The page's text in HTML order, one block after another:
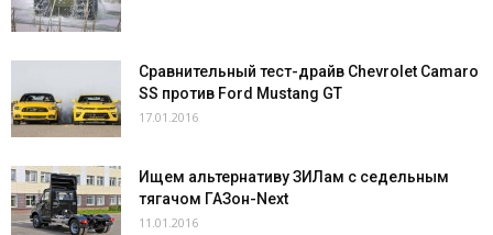
Сравнительный тест-драйв Chevrolet Camaro
SS против Ford Mustang GT
17.01.2016
Ищем альтернативу ЗИЛам с седельным
тягачом ГАЗон-Next
11.01.2016